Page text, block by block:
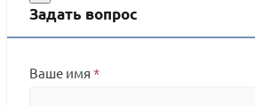
Задать вопрос
Ваше имя *